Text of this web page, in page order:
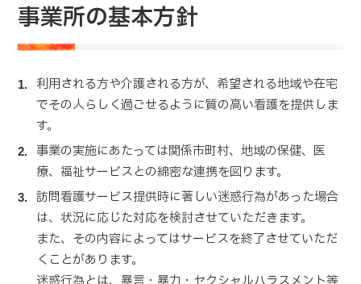
事業所の基本方針
利用される方や介護される方が、希望される地域や在宅
でその人らしく過ごせるように質の高い看護を提供しま
す。
事業の実施にあたっては関係市町村、地域の保健、医
療、福祉サービスとの綿密な連携を図ります。
訪問看護サービス提供時に著しい迷惑行為があった場合
は、状況に応じた対応を検討させていただきます。
また、その内容によってはサービスを終了させていただ
くことがあります。